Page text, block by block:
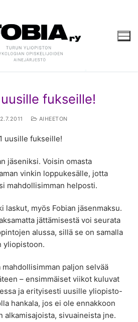
fukseille!
AIHEETON
uusille fukseille!
jäseniksi. Voisin omasta
vinkin loppukesälle, jotta
mahdollisimman helposti.
laskut, myös Fobian jäsenmaksu.
jättämisestä voi seurata
alussa, sillä se on samalla
yliopistoon.
mahdollisimman paljon selvää
– ensimmäiset viikot kuluvat
ja erityisesti uusille yliopisto-
hankala, jos ei ole ennakkoon
alkamisajoista, sivuaineista jne.